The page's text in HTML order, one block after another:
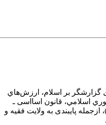
گزارشگر بر اسلام، ارزش‌هاي
اسلامي، قانون اسااسی ـ
پایبندی به ولايت فقيه و